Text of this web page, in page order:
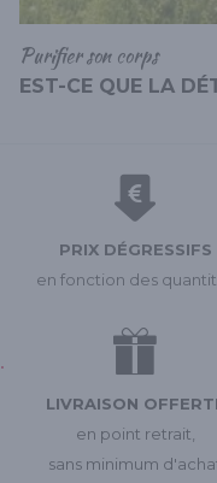
Purifier son corps
EST-CE QUE LA
PRIX DÉGRESSIFS
en fonction des
LIVRAISON
en point retrait,
sans minimum